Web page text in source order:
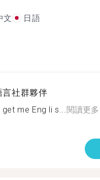
文 日語
言社群夥伴
me Eng li s...閱讀更多